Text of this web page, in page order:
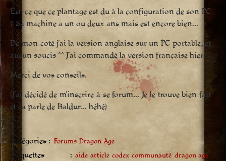
Est-ce que ce plantage est du à la configuration de son PC
? Sa machine a un ou deux ans mais est encore bien…
De mon coté j’ai la version anglaise sur un PC portable, et
aucun soucis ^^ J’ai commandé la version française hier…
Merci de vos conseils.
(J’ai décidé de m’inscrire à se forum… Je le trouve bien fait
et ça parle de Baldur… héhé)
Catégories : Forums Dragon Age
Étiquettes : aide article codex communauté dragon age